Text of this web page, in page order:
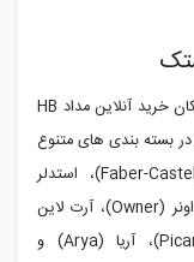
خرید آنلاین مداد HB
بسته بندی های متنوع
فراهم شده است که عبارتند از فابرکاستل (Faber-Castell)، استدلر
(Steadtler)، استابیلو (Stabilo)، بیک (Bic)، اونر (Owner)، آرت لاین
(Artline)، شوالیه (Chevlier)، پیکاردو (Picardo)، آریا (Arya) و